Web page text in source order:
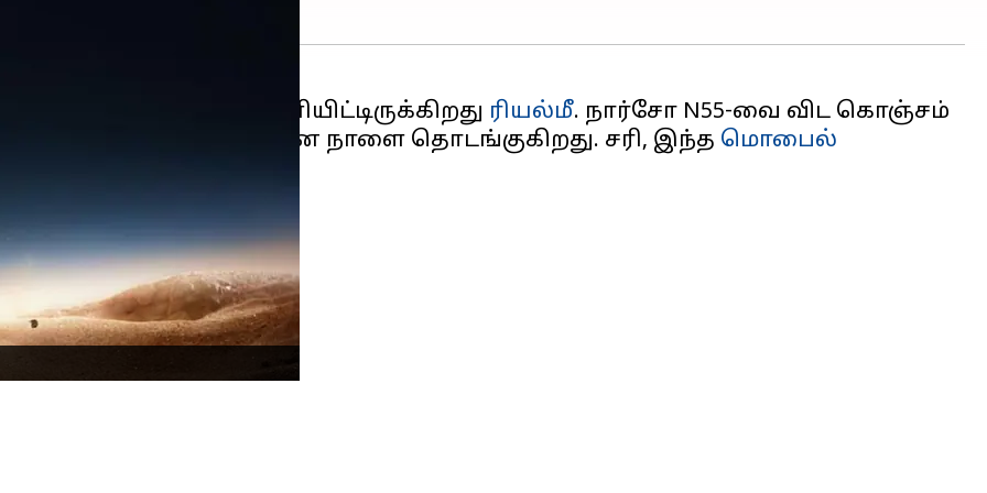
ன நார்சோ N53-ஐ வெளியிட்டிருக்கிறது ரியல்மீ. நார்சோ N55-வை விட கொஞ்சம்
N53. இதன் விற்பனை நாளை தொடங்குகிறது. சரி, இந்த மொபைல்